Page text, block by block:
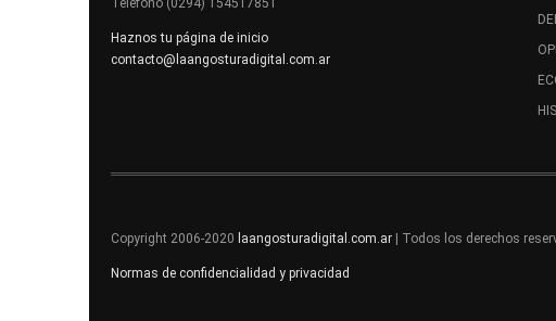
Teléfono (0294) 154517851
Haznos tu página de inicio
contacto@laangosturadigital.com.ar
Copyright 2006-2020 laangosturadigital.com.ar | Todos los derechos
Normas de confidencialidad y privacidad